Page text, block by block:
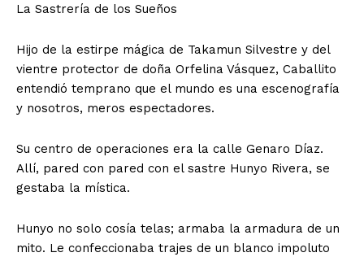
La Sastrería de los Sueños
Hijo de la estirpe mágica de Takamun Silvestre y del
vientre protector de doña Orfelina Vásquez, Caballito
entendió temprano que el mundo es una escenografía
y nosotros, meros espectadores.
Su centro de operaciones era la calle Genaro Díaz.
Allí, pared con pared con el sastre Hunyo Rivera, se
gestaba la mística.
Hunyo no solo cosía telas; armaba la armadura de un
mito. Le confeccionaba trajes de un blanco impoluto